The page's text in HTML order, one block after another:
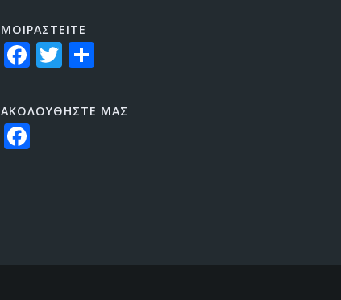
ΜΟΙΡΑΣTEITE
Facebook
Twitter
ΑΚΟΛΟΥΘΗΣΤΕ ΜΑΣ